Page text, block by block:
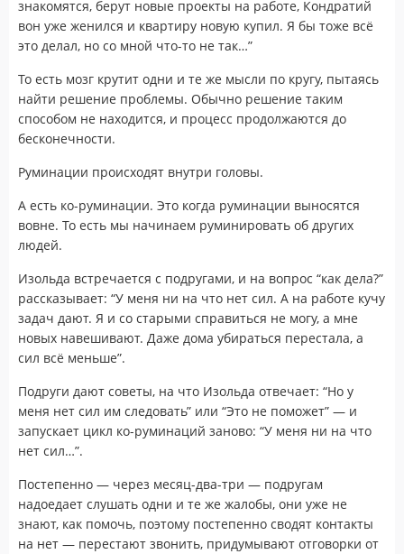
знакомятся, берут новые проекты на работе, Кондратий
вон уже женился и квартиру новую купил. Я бы тоже всё
это делал, но со мной что-то не так…”
То есть мозг крутит одни и те же мысли по кругу, пытаясь
найти решение проблемы. Обычно решение таким
способом не находится, и процесс продолжаются до
бесконечности.
Руминации происходят внутри головы.
А есть ко-руминации. Это когда руминации выносятся
вовне. То есть мы начинаем руминировать об других
людей.
Изольда встречается с подругами, и на вопрос “как дела?”
рассказывает: “У меня ни на что нет сил. А на работе кучу
задач дают. Я и со старыми справиться не могу, а мне
новых навешивают. Даже дома убираться перестала, а
сил всё меньше”.
Подруги дают советы, на что Изольда отвечает: “Но у
меня нет сил им следовать” или “Это не поможет” — и
запускает цикл ко-руминаций заново: “У меня ни на что
нет сил…”.
Постепенно — через месяц-два-три — подругам
надоедает слушать одни и те же жалобы, они уже не
знают, как помочь, поэтому постепенно сводят контакты
на нет — перестают звонить, придумывают отговорки от